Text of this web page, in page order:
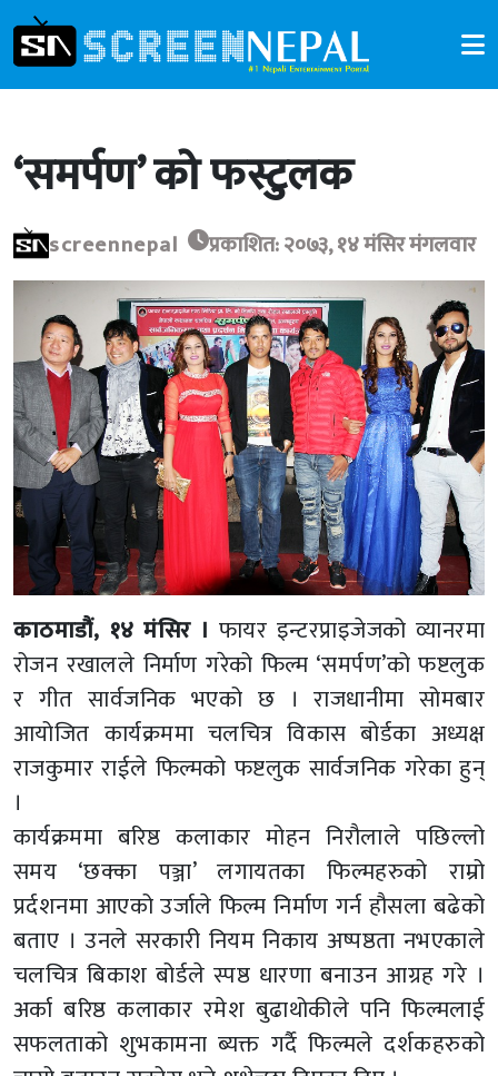
‘समर्पण’ को फस्टुलक
screennepal प्रकाशित: २०७३, १४ मंसिर मंगलवार
काठमाडौं, १४ मंसिर । फायर इन्टरप्राइजेजको व्यानरमा
रोजन रखालले निर्माण गरेको फिल्म ‘समर्पण’को फष्टलुक
र गीत सार्वजनिक भएको छ । राजधानीमा सोमबार
आयोजित कार्यक्रममा चलचित्र विकास बोर्डका अध्यक्ष
राजकुमार राईले फिल्मको फष्टलुक सार्वजनिक गरेका हुन्
।
कार्यक्रममा बरिष्ठ कलाकार मोहन निरौलाले पछिल्लो
समय ‘छक्का पञ्जा’ लगायतका फिल्महरुको राम्रो
प्रर्दशनमा आएको उर्जाले फिल्म निर्माण गर्न हौसला बढेको
बताए । उनले सरकारी नियम निकाय अष्पष्ठता नभएकाले
चलचित्र बिकाश बोर्डले स्पष्ठ धारणा बनाउन आग्रह गरे ।
अर्का बरिष्ठ कलाकार रमेश बुढाथोकीले पनि फिल्मलाई
सफलताको शुभकामना ब्यक्त गर्दै फिल्मले दर्शकहरुको